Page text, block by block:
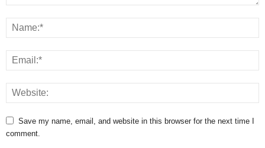
Save my name, email, and website in this browser for the next time I
comment.